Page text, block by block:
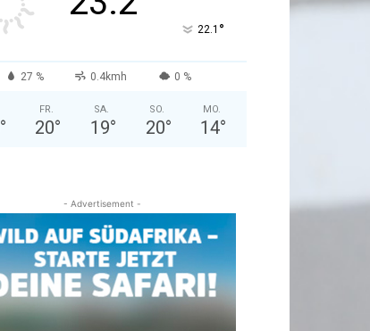
22.1 °
27 % 0.4kmh 0 %
°
FR.
20°
SA.
19°
SO.
20°
MO.
14°
- Advertisement -